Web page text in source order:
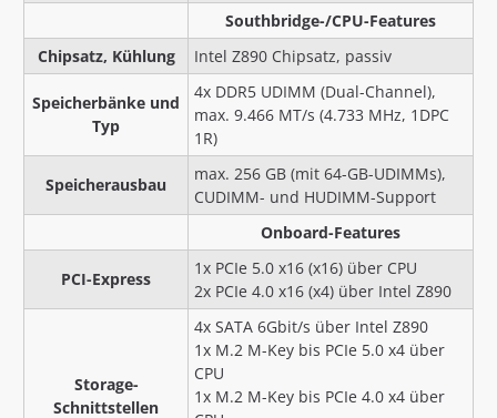
Southbridge-/CPU-Features
Chipsatz, Kühlung
Intel Z890 Chipsatz, passiv
Speicherbänke und
Typ
4x DDR5 UDIMM (Dual-Channel),
max. 9.466 MT/s (4.733 MHz, 1DPC
1R)
Speicherausbau
max. 256 GB (mit 64-GB-UDIMMs),
CUDIMM- und HUDIMM-Support
Onboard-Features
PCI-Express
1x PCIe 5.0 x16 (x16) über CPU
2x PCIe 4.0 x16 (x4) über Intel Z890
Storage-
Schnittstellen
4x SATA 6Gbit/s über Intel Z890
1x M.2 M-Key bis PCIe 5.0 x4 über
CPU
1x M.2 M-Key bis PCIe 4.0 x4 über